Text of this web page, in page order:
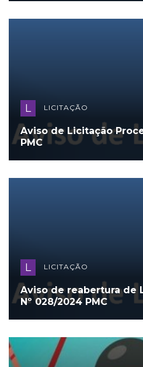
L LICITAÇÃO
Aviso de Licitação
PMC
L LICITAÇÃO
Aviso de reabertura de
Nº 028/2024 PMC